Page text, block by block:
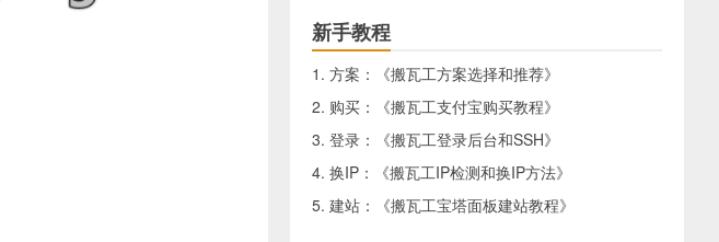
新手教程
1. 方案：《搬瓦工方案选择和推荐》
2. 购买：《搬瓦工支付宝购买教程》
3. 登录：《搬瓦工登录后台和SSH》
4. 换IP：《搬瓦工IP检测和换IP方法》
5. 建站：《搬瓦工宝塔面板建站教程》